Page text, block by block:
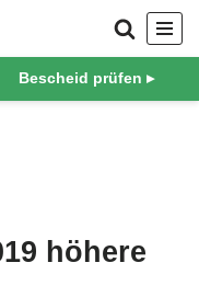
Bescheid prüfen ▸
höhere